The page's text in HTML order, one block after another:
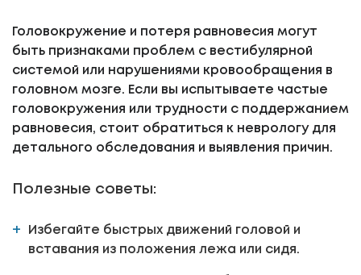
Головокружение и потеря равновесия могут
быть признаками проблем с вестибулярной
системой или нарушениями кровообращения в
головном мозге. Если вы испытываете частые
головокружения или трудности с поддержанием
равновесия, стоит обратиться к неврологу для
детального обследования и выявления причин.
Полезные советы:
Избегайте быстрых движений головой и
вставания из положения лежа или сидя.